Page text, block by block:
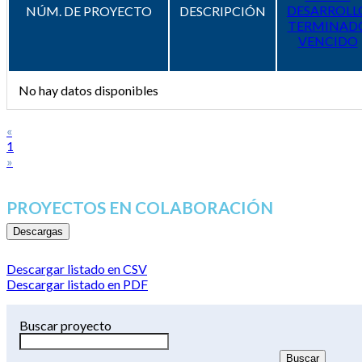
NÚM. DE PROYECTO DESCRIPCIÓN
VENCIDO
No hay datos disponibles
«
1
»
PROYECTOS EN COLABORACIÓN
Descargas
Descargar listado en CSV
Descargar listado en PDF
Buscar proyecto